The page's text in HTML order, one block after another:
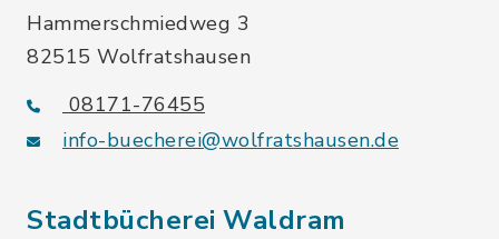
Hammerschmiedweg 3
82515 Wolfratshausen
08171-76455
info-buecherei@wolfratshausen.de
Stadtbücherei Waldram